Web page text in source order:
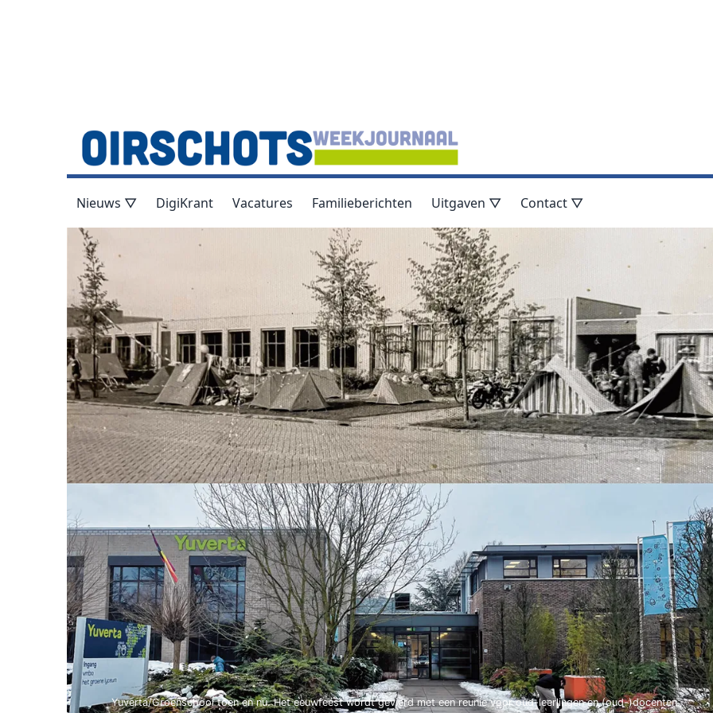
Nieuws ▽ DigiKrant Vacatures Familieberichten Uitgaven ▽ Contact ▽
Yuverta/Groenschool toen en nu. Het eeuwfeest wordt gevierd met een reunie voor oud-leerlingen en (oud-)docenten.